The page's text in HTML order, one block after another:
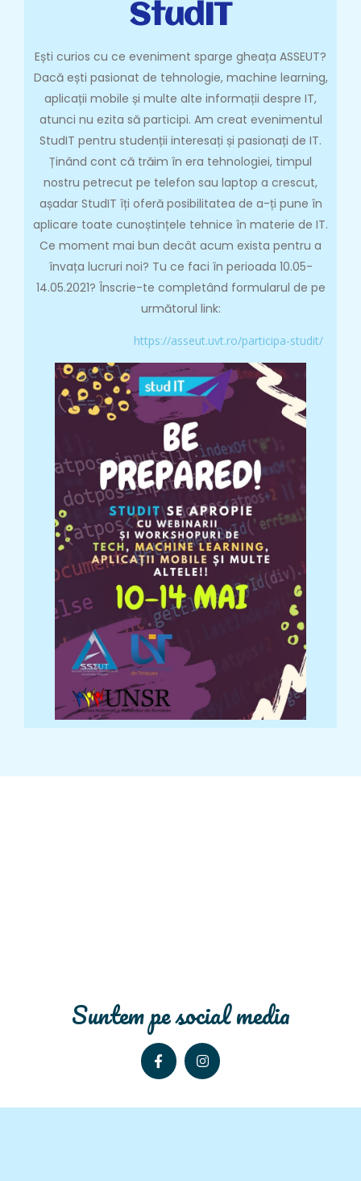
StudIT
Ești curios cu ce eveniment sparge gheața ASSEUT?
Dacă ești pasionat de tehnologie, machine learning,
aplicații mobile și multe alte informații despre IT,
atunci nu ezita să participi. Am creat evenimentul
StudIT pentru studenții interesați și pasionați de IT.
Ținând cont că trăim în era tehnologiei, timpul
nostru petrecut pe telefon sau laptop a crescut,
așadar StudIT îți oferă posibilitatea de a-ți pune în
aplicare toate cunoștințele tehnice în materie de IT.
Ce moment mai bun decât acum exista pentru a
învața lucruri noi? Tu ce faci în perioada 10.05-
14.05.2021? Înscrie-te completând formularul de pe
următorul link:
https://asseut.uvt.ro/participa-studit/
Suntem pe social media